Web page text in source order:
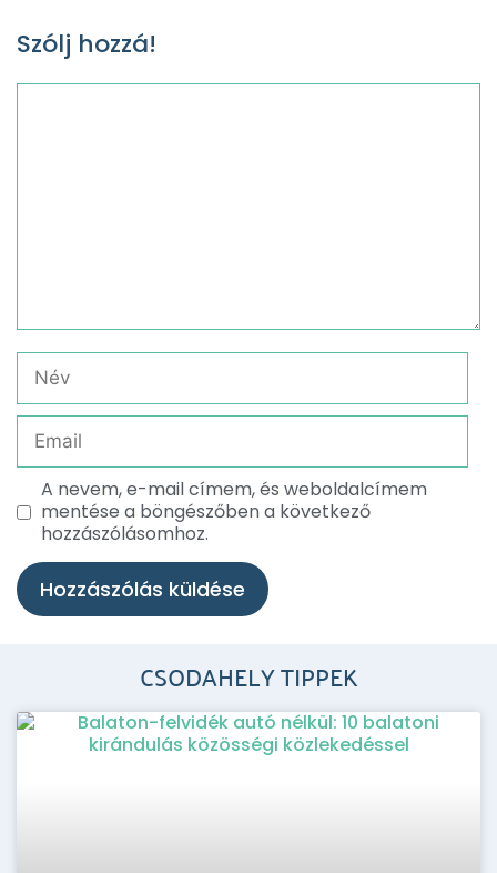
Szólj hozzá!
A nevem, e-mail címem, és weboldalcímem
mentése a böngészőben a következő
hozzászólásomhoz.
CSODAHELY TIPPEK